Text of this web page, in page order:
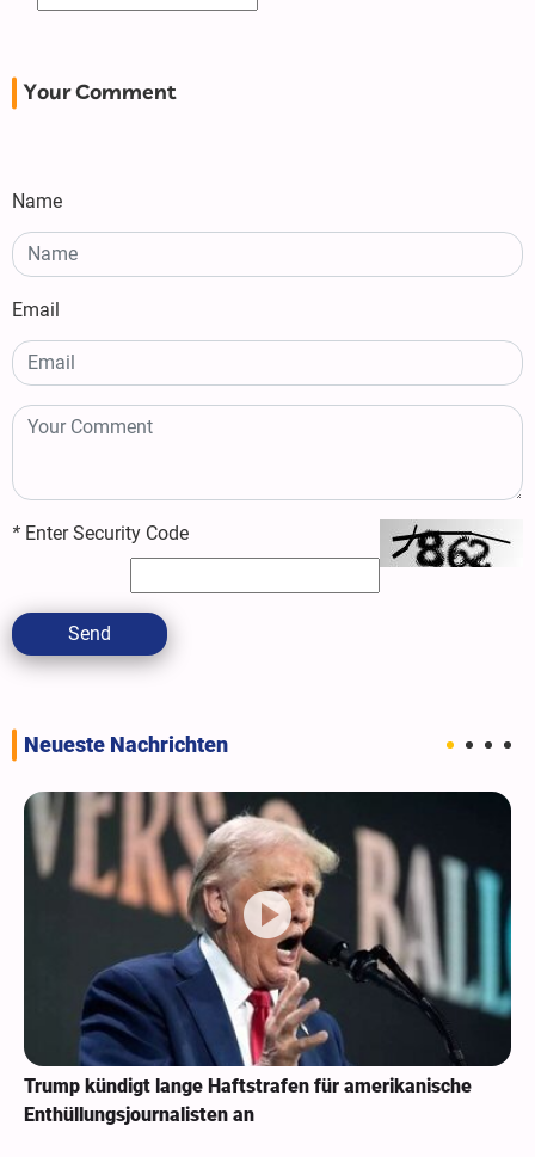
Your Comment
Name
Email
* Enter Security Code
Send
Neueste Nachrichten
Trump kündigt lange Haftstrafen für amerikanische
Enthüllungsjournalisten an